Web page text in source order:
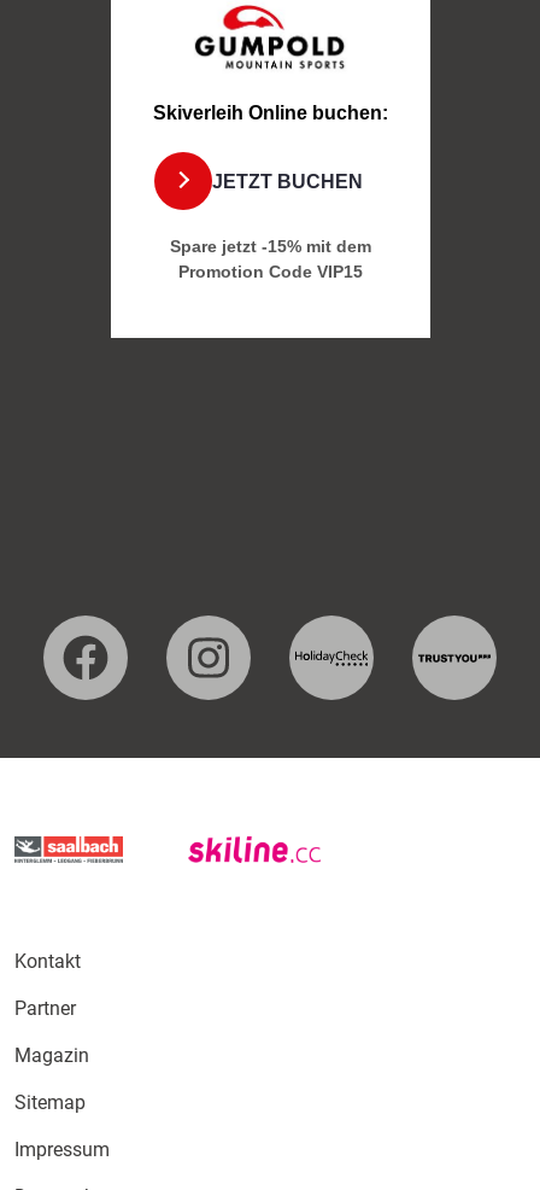
Skiverleih Online buchen:
JETZT BUCHEN
Spare jetzt -15% mit dem
Promotion Code VIP15
Kontakt
Partner
Magazin
Sitemap
Impressum